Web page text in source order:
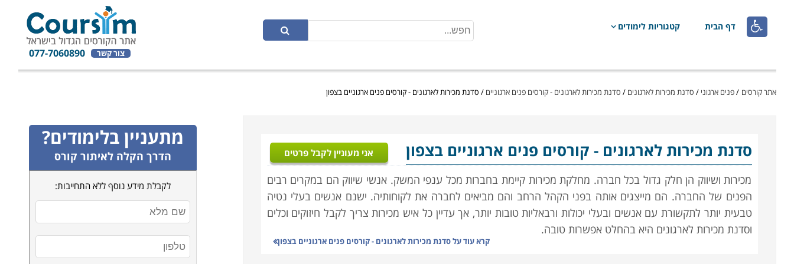
 דף הבית קטגוריות לימודים
צור קשר 077-7060890
אתר קורסים /פנים ארגוני / סדנת מכירות לארגונים / סדנת מכירות לארגונים - קורסים פנים ארגוניים / סדנת מכירות לארגונים - קורסים פנים ארגוניים בצפון
סדנת מכירות לארגונים- קורסים פנים ארגוניים בצפון אני מעוניין לקבל פרטים
מכירות ושיווק הן חלק גדול בכל חברה. מחלקת מכירות קיימת בחברות מכל ענפי המשק. אנשי שיווק הם במקרים רבים
הפנים של החברה. הם מייצגים אותה בפני הקהל הרחב והם מביאים לחברה את לקוחותיה. ישנם אנשים בעלי נטיה
טבעית יותר לתקשורת עם אנשים ובעלי יכולות ורבאליות טובות יותר, אך עדיין כל איש מכירות צריך לקבל חיזוקים וכלים
וסדנת מכירות לארגונים היא בהחלט אפשרות טובה.
קרא עוד עלסדנת מכירות לארגונים - קורסים פנים ארגוניים בצפון
מתעניין בלימודים?
הדרך הקלה לאיתור קורס
לקבלת מידע נוסף ללא התחייבות: